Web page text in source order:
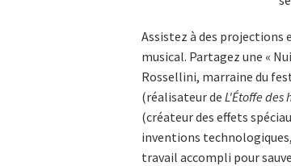
Assistez à des
musical. Partagez une «
Rossellini, marraine du
(réalisateur de L'Étoffe des
(créateur des effets
inventions
travail accompli pour